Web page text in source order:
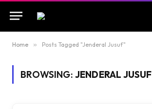
Home » Posts Tagged "Jenderal Jusuf"
BROWSING: JENDERAL JUSUF